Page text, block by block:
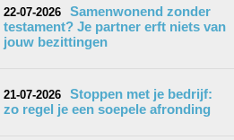
22-07-2026
Samenwonend zonder
testament? Je partner erft niets van
jouw bezittingen
21-07-2026
Stoppen met je bedrijf:
zo regel je een soepele afronding